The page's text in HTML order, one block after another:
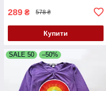
289 ₴ 578 ₴
Купити
SALE 50 –50%